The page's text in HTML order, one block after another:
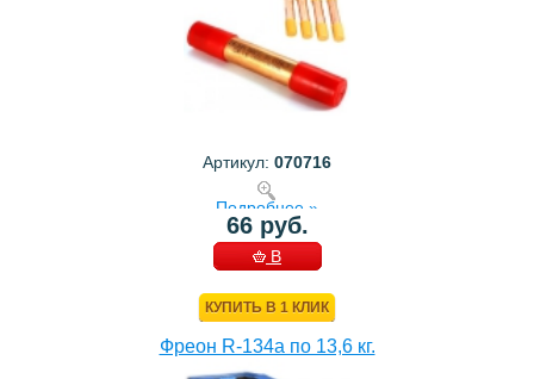
Артикул: 070716
Подробнее »
66 руб.
В
КУПИТЬ В 1 КЛИК
Фреон R-134a по 13,6 кг.